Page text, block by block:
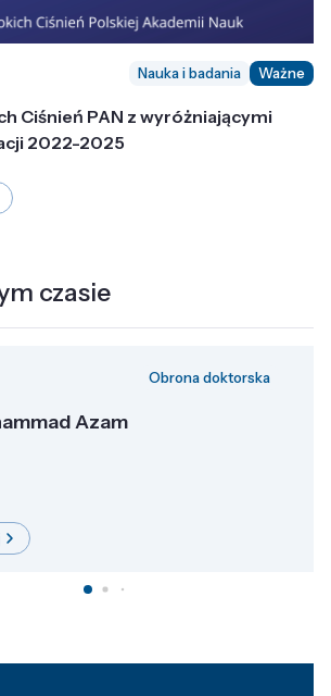
Nauka i badania Ważne
Ciśnień PAN z wyróżniającymi
2022-2025
czasie
Obrona doktorska
Azam